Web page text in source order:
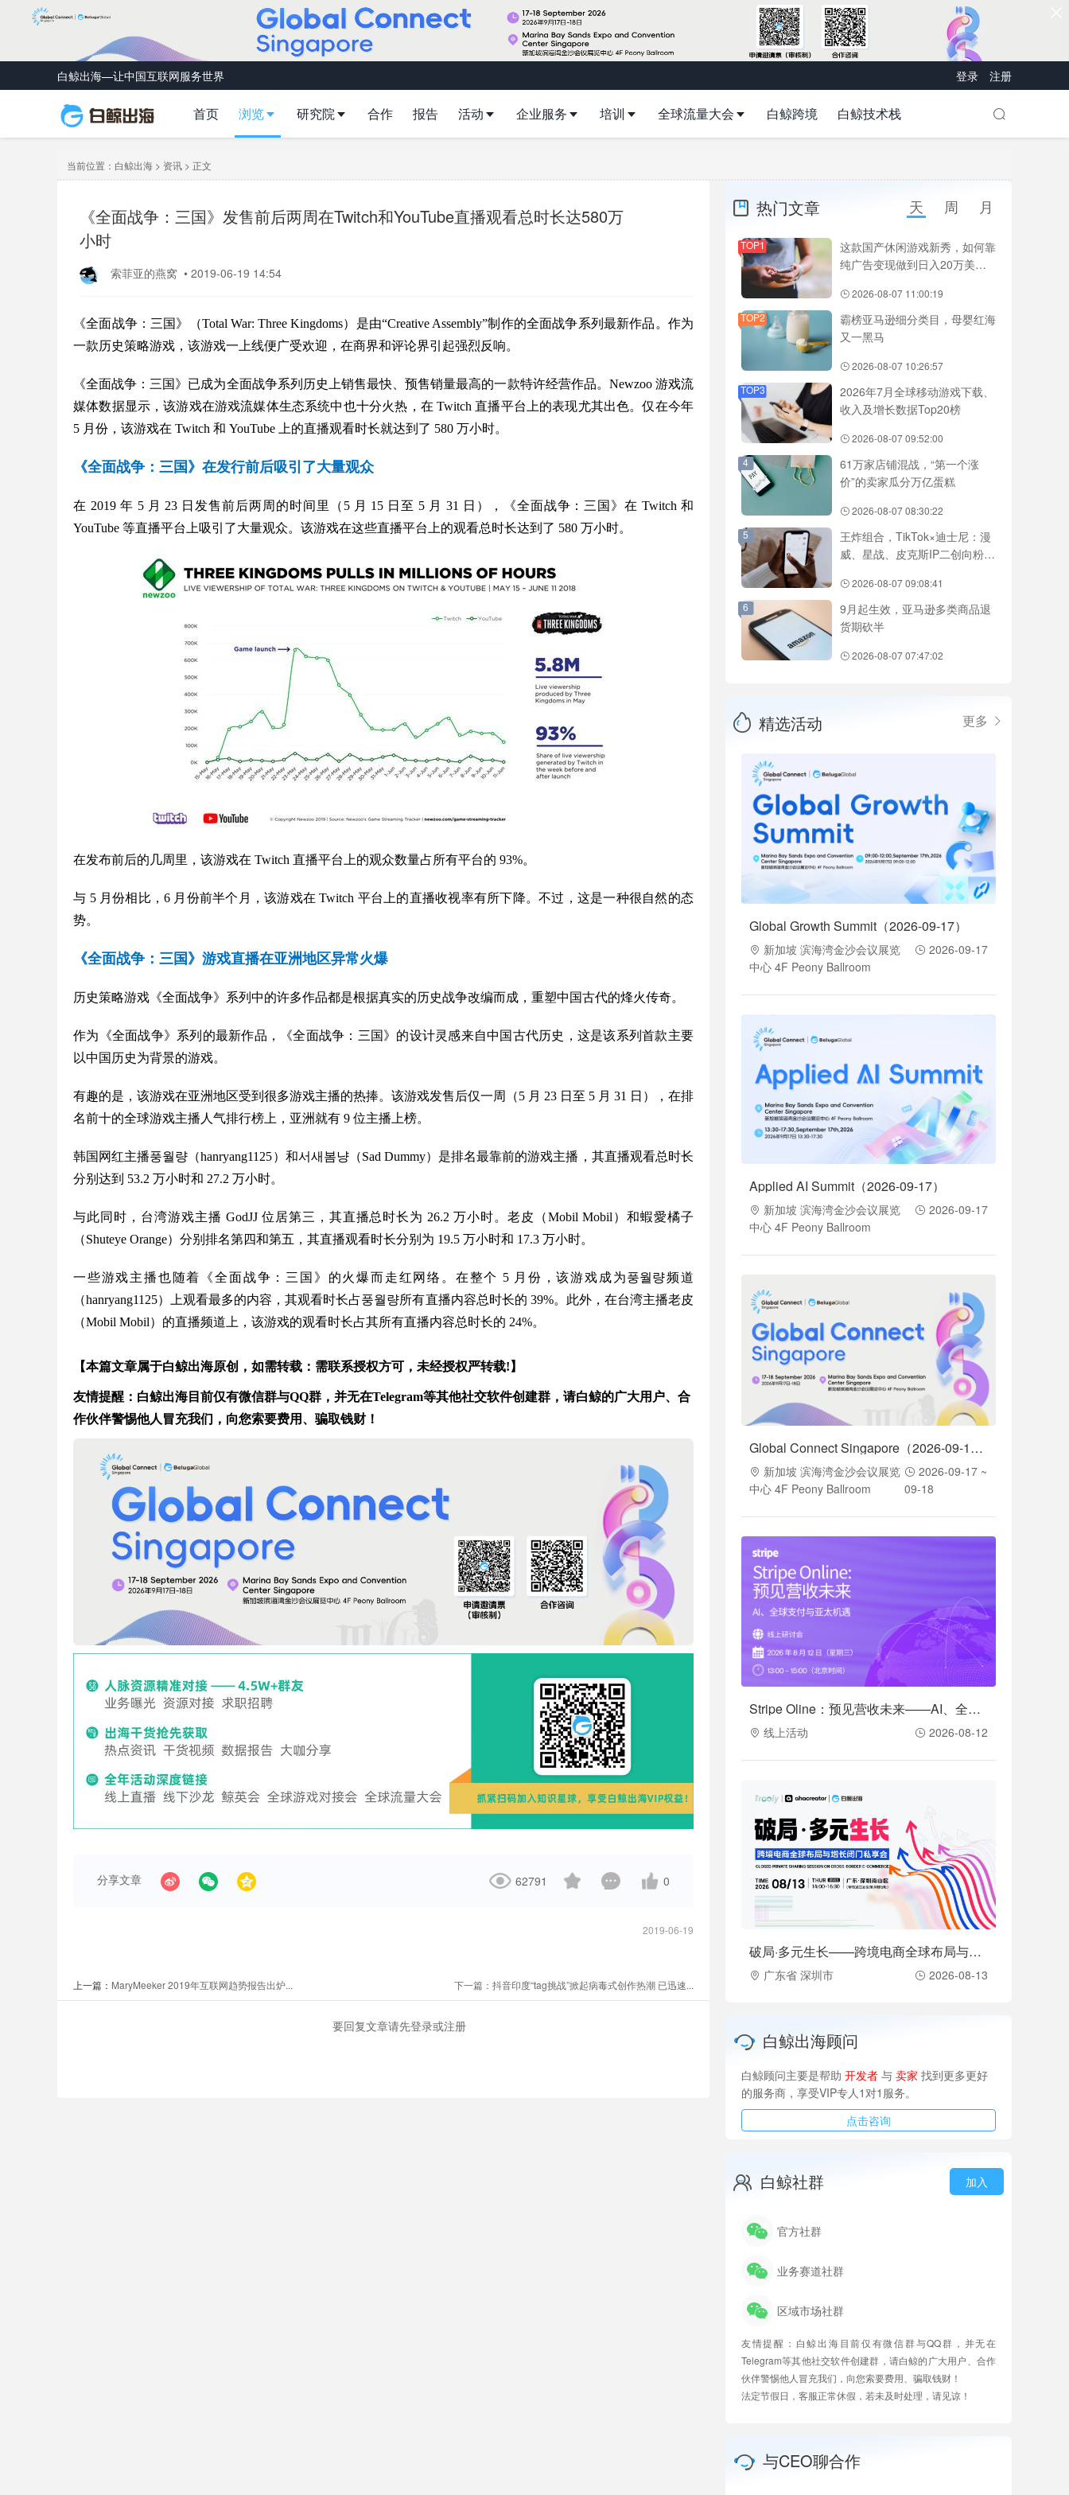
白鲸出海—让中国互联网服务世界 登录 注册
首页 浏览 研究院 合作 报告 活动 企业服务 培训 全球流量大会 白鲸跨境 白鲸技术栈
当前位置： 白鲸出海 > 资讯 > 正文
《全面战争：三国》发售前后两周在Twitch和YouTube直播观看总时长达580万
小时
索菲亚的燕窝 • 2019-06-19 14:54
《全面战争：三国》（Total War: Three Kingdoms）是由“Creative Assembly”制作的全面战争系列最新作品。作为
一款历史策略游戏，该游戏一上线便广受欢迎，在商界和评论界引起强烈反响。
《全面战争：三国》已成为全面战争系列历史上销售最快、预售销量最高的一款特许经营作品。Newzoo 游戏流
媒体数据显示，该游戏在游戏流媒体生态系统中也十分火热，在 Twitch 直播平台上的表现尤其出色。仅在今年
5 月份，该游戏在 Twitch 和 YouTube 上的直播观看时长就达到了 580 万小时。
《全面战争：三国》在发行前后吸引了大量观众
在 2019 年 5 月 23 日发售前后两周的时间里（5 月 15 日至 5 月 31 日），《全面战争：三国》在 Twitch 和
YouTube 等直播平台上吸引了大量观众。该游戏在这些直播平台上的观看总时长达到了 580 万小时。
在发布前后的几周里，该游戏在 Twitch 直播平台上的观众数量占所有平台的 93%。
与 5 月份相比，6 月份前半个月，该游戏在 Twitch 平台上的直播收视率有所下降。不过，这是一种很自然的态
势。
《全面战争：三国》游戏直播在亚洲地区异常火爆
历史策略游戏《全面战争》系列中的许多作品都是根据真实的历史战争改编而成，重塑中国古代的烽火传奇。
作为《全面战争》系列的最新作品，《全面战争：三国》的设计灵感来自中国古代历史，这是该系列首款主要
以中国历史为背景的游戏。
有趣的是，该游戏在亚洲地区受到很多游戏主播的热捧。该游戏发售后仅一周（5 月 23 日至 5 月 31 日），在排
名前十的全球游戏主播人气排行榜上，亚洲就有 9 位主播上榜。
韩国网红主播풍월량（hanryang1125）和서새봄냥（Sad Dummy）是排名最靠前的游戏主播，其直播观看总时长
分别达到 53.2 万小时和 27.2 万小时。
与此同时，台湾游戏主播 GodJJ 位居第三，其直播总时长为 26.2 万小时。老皮（Mobil Mobil）和蝦愛橘子
（Shuteye Orange）分别排名第四和第五，其直播观看时长分别为 19.5 万小时和 17.3 万小时。
一些游戏主播也随着《全面战争：三国》的火爆而走红网络。在整个 5 月份，该游戏成为풍월량频道
（hanryang1125）上观看最多的内容，其观看时长占풍월량所有直播内容总时长的 39%。此外，在台湾主播老皮
（Mobil Mobil）的直播频道上，该游戏的观看时长占其所有直播内容总时长的 24%。
【本篇文章属于白鲸出海原创，如需转载：需联系授权方可，未经授权严转载!】
友情提醒：白鲸出海目前仅有微信群与QQ群，并无在Telegram等其他社交软件创建群，请白鲸的广大用户、合
作伙伴警惕他人冒充我们，向您索要费用、骗取钱财！
分享文章 62791 0
2019-06-19
上一篇： MaryMeeker 2019年互联网趋势报告出炉... 下一篇： 抖音印度“tag挑战”掀起病毒式创作热潮 已迅速...
要回复文章请先登录或注册
热门文章 天 周 月
TOP1
这款国产休闲游戏新秀，如何靠
纯广告变现做到日入20万美
2026-08-07 11:00:19
TOP2
霸榜亚马逊细分类目，母婴红海
又一黑马
2026-08-07 10:26:57
TOP3
2026年7月全球移动游戏下载、
收入及增长数据Top20榜
2026-08-07 09:52:00
4
61万家店铺混战，“第一个涨
价”的卖家瓜分万亿蛋糕
2026-08-07 08:30:22
5
王炸组合，TikTok×迪士尼：漫
威、星战、皮克斯IP二创向粉丝
2026-08-07 09:08:41
6
9月起生效，亚马逊多类商品退
货期砍半
2026-08-07 07:47:02
精选活动 更多
Global Growth Summit（2026-09-17）
新加坡 滨海湾金沙会议展览
中心 4F Peony Ballroom
2026-09-17
Applied AI Summit（2026-09-17）
新加坡 滨海湾金沙会议展览
中心 4F Peony Ballroom
2026-09-17
Global Connect Singapore（2026-09-17至2026-09-18）
新加坡 滨海湾金沙会议展览
中心 4F Peony Ballroom
2026-09-17 ~
09-18
Stripe Oline：预见营收未来——AI、全球支付与亚太机遇（2026-08-12）
线上活动 2026-08-12
破局·多元生长——跨境电商全球布局与增长闭门私享会（2026-08-13）
广东省 深圳市 2026-08-13
白鲸出海顾问
白鲸顾问主要是帮助 开发者 与 卖家 找到更多更好
的服务商，享受VIP专人1对1服务。
点击咨询
白鲸社群 加入
官方社群
业务赛道社群
区域市场社群
友情提醒：白鲸出海目前仅有微信群与QQ群，并无在
Telegram等其他社交软件创建群，请白鲸的广大用户、合作
伙伴警惕他人冒充我们，向您索要费用、骗取钱财！
法定节假日，客服正常休假，若未及时处理，请见谅！
与CEO聊合作